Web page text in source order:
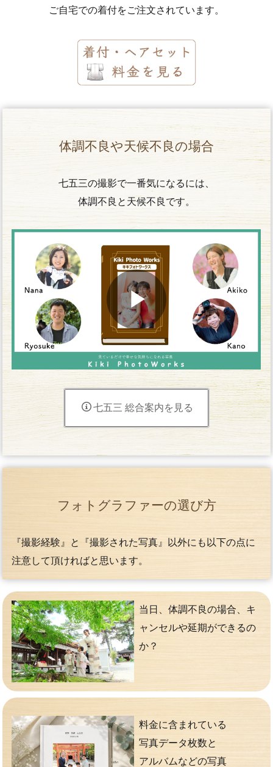
ご自宅での着付をご注文されています。
体調不良や天候不良の場合
七五三の撮影で一番気になるには、
体調不良と天候不良です。
七五三 総合案内を見る
フォトグラファーの選び方
『撮影経験』と『撮影された写真』以外にも以下の点に
注意して頂ければと思います。
当日、体調不良の場合、キ
ャンセルや延期ができるの
か？
料金に含まれている
写真データ枚数と
アルバムなどの写真